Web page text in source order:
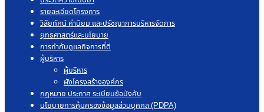
รายละเอียดโครงการ
วิสัยทัศน์ ค่านิยม และปรัชญาการบริหารจัดการ
ยุทธศาสตร์และนโยบาย
การกำกับดูแลกิจการที่ดี
ผู้บริหาร
ผู้บริหาร
ผังโครงสร้างองค์กร
กฎหมาย ประกาศ ระเบียบข้อบังคับ
นโยบายการคุ้มครองข้อมูลส่วนบุคคล (PDPA)